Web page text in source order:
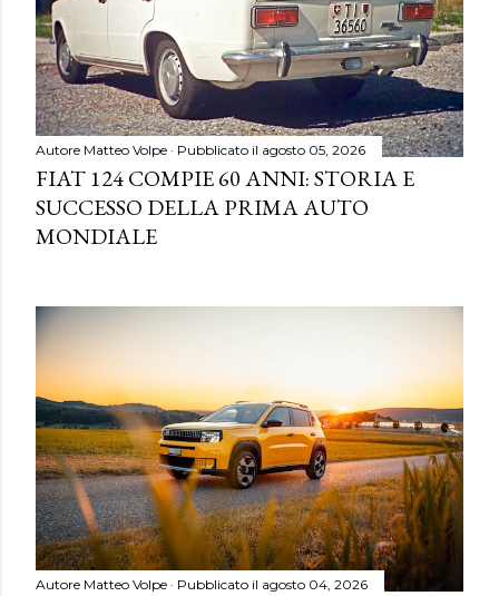
Autore Matteo Volpe Pubblicato il agosto 05, 2026
FIAT 124 COMPIE 60 ANNI: STORIA E
SUCCESSO DELLA PRIMA AUTO
MONDIALE
Autore Matteo Volpe Pubblicato il agosto 04, 2026